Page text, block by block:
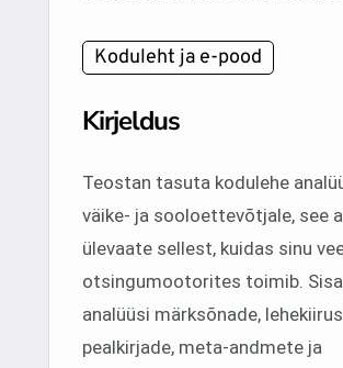
Koduleht ja e-pood
Kirjeldus
Teostan tasuta kodulehe
väike- ja sooloettevõtjale, see
ülevaate sellest, kuidas sinu
otsingumootorites toimib.
analüüsi märksõnade,
pealkirjade, meta-andmete ja